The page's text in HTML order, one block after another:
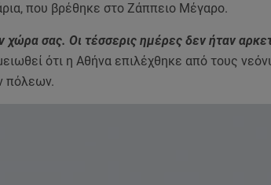
που βρέθηκε στο Ζάππειο Μέγαρο.
σας. Οι τέσσερις ημέρες δεν ήταν
ότι η Αθήνα επιλέχθηκε από τους
πόλεων.